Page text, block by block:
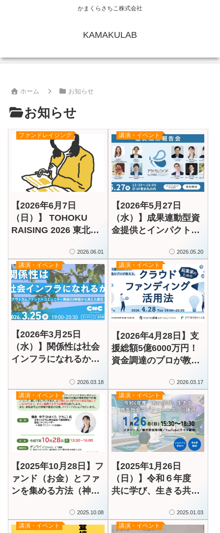
かまくらさちこ株式会社
KAMAKULAB
ホーム お知らせ
お知らせ
ファンドレイジング
【2026年6月7日
（日）】 TOHOKU
RAISING 2026 東北フ
ンファレンス お金の流
れ、人の流れ、地域の
未来をつくる
2026.06.01
講演・イベント
【2026年5月27日
（水）】成果連動型資
金提供とインパクト測
（IMM）の実践・伴走
支援の成果と可能性ー
「アウトカムファンド
for IMM」最終報告会
2026.05.20
講演・イベント
【2026年3月25日
（水）】関係性は社会
インフラになれるか｜
コミュニティ実装 3年
間の社会実験から見え
た変化
2026.03.18
講演・イベント
【2026年4月28日】支
援総額5億6000万円！
資金調達のプロが教え
ラウドファンディング
活用法【録画配信あ
り】
2026.03.17
講演・イベント
【2025年10月28日】フ
ァンド（お金）とファ
ンを集める方法（神奈
2025.10.08
講演・イベント
【2025年1月26日
（日）】令和６年度
共に学び、生きる共生
「障害者がメタバース
を活用して 得られる効
2025.01.03
講演・イベント 講演・イベント